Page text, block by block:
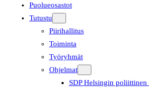
Puolueosastot
Tutustu
Piirihallitus
Toiminta
Työryhmät
Ohjelmat
SDP Helsingin poliittinen